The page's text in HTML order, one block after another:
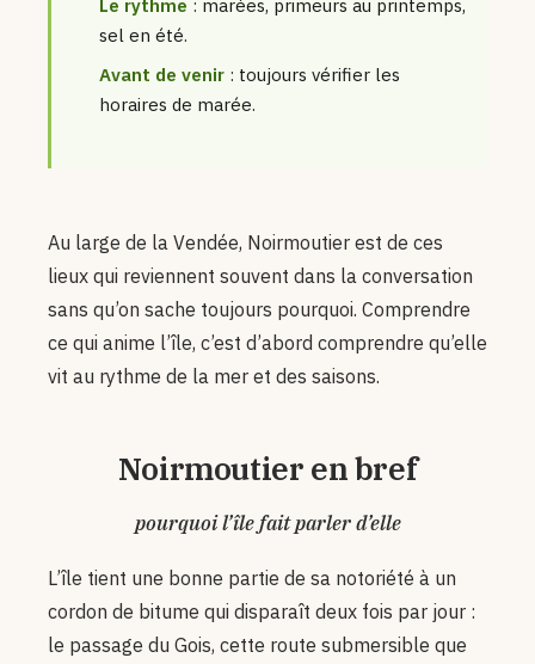
Le rythme : marées, primeurs au printemps,
sel en été.
Avant de venir : toujours vérifier les
horaires de marée.
Au large de la Vendée, Noirmoutier est de ces
lieux qui reviennent souvent dans la conversation
sans qu’on sache toujours pourquoi. Comprendre
ce qui anime l’île, c’est d’abord comprendre qu’elle
vit au rythme de la mer et des saisons.
Noirmoutier en bref
pourquoi l’île fait parler d’elle
L’île tient une bonne partie de sa notoriété à un
cordon de bitume qui disparaît deux fois par jour :
le passage du Gois, cette route submersible que